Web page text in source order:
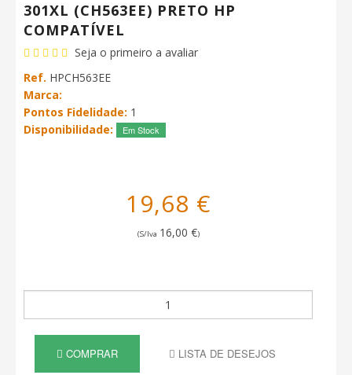
301XL (CH563EE) PRETO HP
COMPATÍVEL
Seja o primeiro a avaliar
Ref. HPCH563EE
Marca:
Pontos Fidelidade: 1
Disponibilidade:
Em Stock
19,68 €
(S/Iva 16,00 €)
COMPRAR LISTA DE DESEJOS